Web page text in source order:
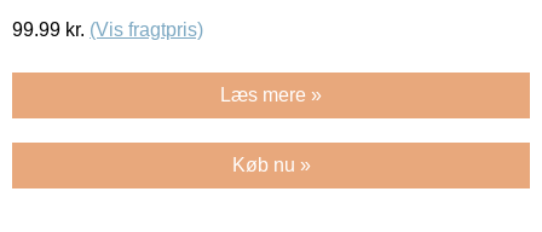
99.99 kr. (Vis fragtpris)
Læs mere »
Køb nu »